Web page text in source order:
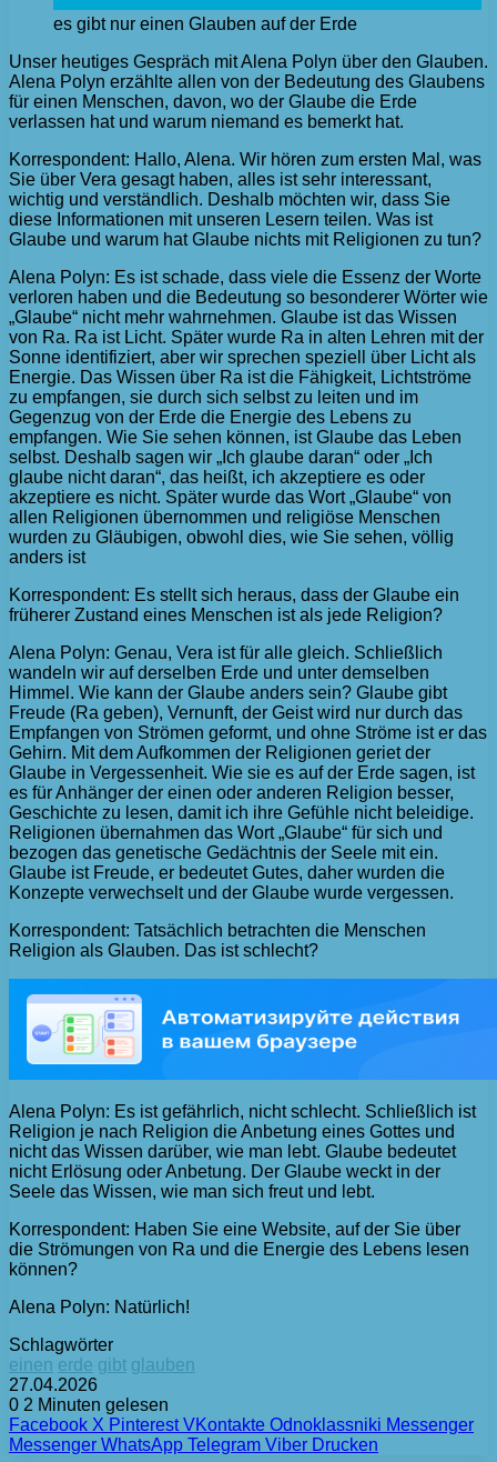
es gibt nur einen Glauben auf der Erde
Unser heutiges Gespräch mit Alena Polyn über den Glauben.
Alena Polyn erzählte allen von der Bedeutung des Glaubens
für einen Menschen, davon, wo der Glaube die Erde
verlassen hat und warum niemand es bemerkt hat.
Korrespondent: Hallo, Alena. Wir hören zum ersten Mal, was
Sie über Vera gesagt haben, alles ist sehr interessant,
wichtig und verständlich. Deshalb möchten wir, dass Sie
diese Informationen mit unseren Lesern teilen. Was ist
Glaube und warum hat Glaube nichts mit Religionen zu tun?
Alena Polyn: Es ist schade, dass viele die Essenz der Worte
verloren haben und die Bedeutung so besonderer Wörter wie
„Glaube“ nicht mehr wahrnehmen. Glaube ist das Wissen
von Ra. Ra ist Licht. Später wurde Ra in alten Lehren mit der
Sonne identifiziert, aber wir sprechen speziell über Licht als
Energie. Das Wissen über Ra ist die Fähigkeit, Lichtströme
zu empfangen, sie durch sich selbst zu leiten und im
Gegenzug von der Erde die Energie des Lebens zu
empfangen. Wie Sie sehen können, ist Glaube das Leben
selbst. Deshalb sagen wir „Ich glaube daran“ oder „Ich
glaube nicht daran“, das heißt, ich akzeptiere es oder
akzeptiere es nicht. Später wurde das Wort „Glaube“ von
allen Religionen übernommen und religiöse Menschen
wurden zu Gläubigen, obwohl dies, wie Sie sehen, völlig
anders ist
Korrespondent: Es stellt sich heraus, dass der Glaube ein
früherer Zustand eines Menschen ist als jede Religion?
Alena Polyn: Genau, Vera ist für alle gleich. Schließlich
wandeln wir auf derselben Erde und unter demselben
Himmel. Wie kann der Glaube anders sein? Glaube gibt
Freude (Ra geben), Vernunft, der Geist wird nur durch das
Empfangen von Strömen geformt, und ohne Ströme ist er das
Gehirn. Mit dem Aufkommen der Religionen geriet der
Glaube in Vergessenheit. Wie sie es auf der Erde sagen, ist
es für Anhänger der einen oder anderen Religion besser,
Geschichte zu lesen, damit ich ihre Gefühle nicht beleidige.
Religionen übernahmen das Wort „Glaube“ für sich und
bezogen das genetische Gedächtnis der Seele mit ein.
Glaube ist Freude, er bedeutet Gutes, daher wurden die
Konzepte verwechselt und der Glaube wurde vergessen.
Korrespondent: Tatsächlich betrachten die Menschen
Religion als Glauben. Das ist schlecht?
Alena Polyn: Es ist gefährlich, nicht schlecht. Schließlich ist
Religion je nach Religion die Anbetung eines Gottes und
nicht das Wissen darüber, wie man lebt. Glaube bedeutet
nicht Erlösung oder Anbetung. Der Glaube weckt in der
Seele das Wissen, wie man sich freut und lebt.
Korrespondent: Haben Sie eine Website, auf der Sie über
die Strömungen von Ra und die Energie des Lebens lesen
können?
Alena Polyn: Natürlich!
Schlagwörter
einen erde gibt glauben
27.04.2026
0 2 Minuten gelesen
Facebook X Pinterest VKontakte Odnoklassniki Messenger
Messenger WhatsApp Telegram Viber Drucken